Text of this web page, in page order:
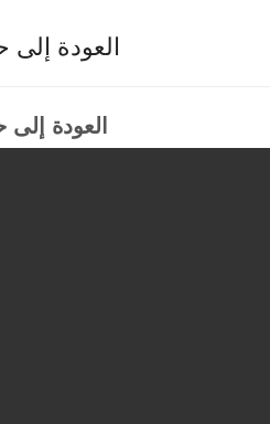
العودة إلى
العودة إلى